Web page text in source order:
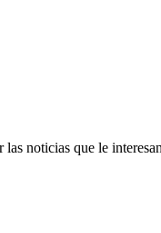
noticias que le